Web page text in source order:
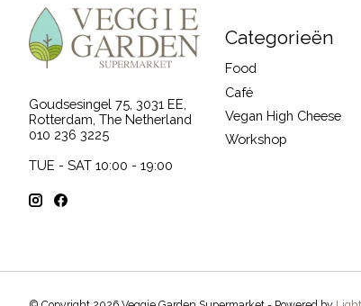
Goudsesingel 75, 3031 EE,
Rotterdam, The Netherland
010 236 3225
TUE - SAT 10:00 - 19:00
Categorieën
Food
Café
Vegan High Cheese
Workshop